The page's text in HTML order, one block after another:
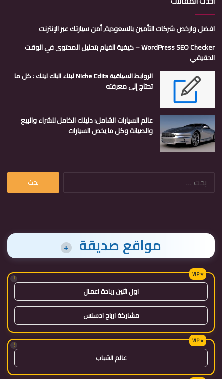
افضل وارخص شركات التأمين بالسعودية, أمن سيارتك عبر الإنترنت
WordPress SEO Checker – كيفية القيام بتحليل المحتوى في الوقت
الحقيقي
الروابط السياقية Niche Edits لبناء الباك لينك : كل ما
تحتاج إلى معرفته
عالم السيارات الشامل: دليلك الكامل للشراء والبيع
والصيانة وكل ما يخص السيارات
البحث
مواقع صديقة +
!
اول اثنين ريادة اعمال
مشاركة ارباح ادسنس
!
عالم الشباب